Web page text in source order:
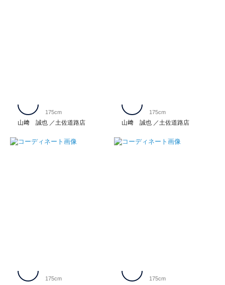
山﨑 誠也 土佐道路店
175cm
山﨑 誠也 土佐道路店
175cm
175cm 175cm